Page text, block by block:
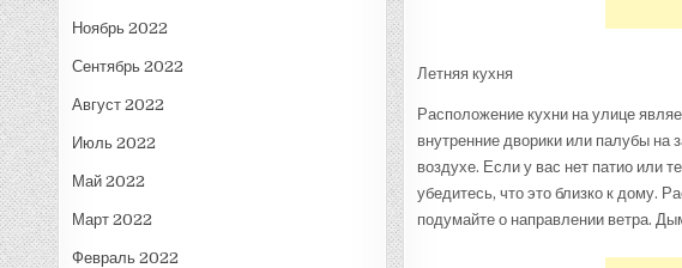
Ноябрь 2022
Сентябрь 2022
Август 2022
Июль 2022
Май 2022
Март 2022
Февраль 2022
Летняя кухня
Расположение кухни на улице
внутренние дворики или палубы на
воздухе. Если у вас нет патио или
убедитесь, что это близко к дому.
подумайте о направлении ветра.